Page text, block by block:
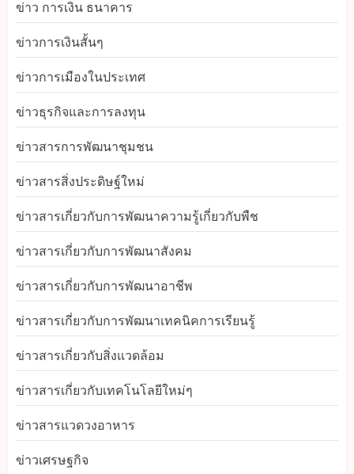
ข่าว การเงิน ธนาคาร
ข่าวการเงินสั้นๆ
ข่าวการเมืองในประเทศ
ข่าวธุรกิจและการลงทุน
ข่าวสารการพัฒนาชุมชน
ข่าวสารสิ่งประดิษฐ์ใหม่
ข่าวสารเกี่ยวกับการพัฒนาความรู้เกี่ยวกับพืช
ข่าวสารเกี่ยวกับการพัฒนาสังคม
ข่าวสารเกี่ยวกับการพัฒนาอาชีพ
ข่าวสารเกี่ยวกับการพัฒนาเทคนิคการเรียนรู้
ข่าวสารเกี่ยวกับสิ่งแวดล้อม
ข่าวสารเกี่ยวกับเทคโนโลยีใหม่ๆ
ข่าวสารแวดวงอาหาร
ข่าวเศรษฐกิจ